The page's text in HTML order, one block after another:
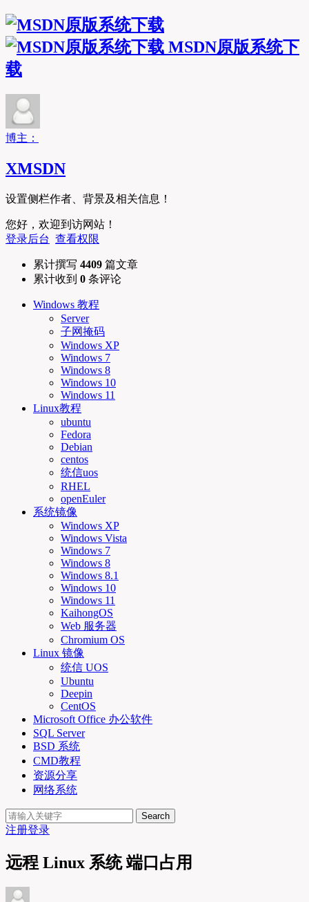
MSDN原版系统下
载
博主：
XMSDN
设置侧栏作者、背景及相关信息！
您好，欢迎到访网站！
登录后台 查看权限
累计撰写 4409 篇文章
累计收到 0 条评论
Windows 教程
Server
子网掩码
Windows XP
Windows 7
Windows 8
Windows 10
Windows 11
Linux教程
ubuntu
Fedora
Debian
centos
统信uos
RHEL
openEuler
系统镜像
Windows XP
Windows Vista
Windows 7
Windows 8
Windows 8.1
Windows 10
Windows 11
KaihongOS
Web 服务器
Chromium OS
Linux 镜像
统信 UOS
Ubuntu
Deepin
CentOS
Microsoft Office 办公软件
SQL Server
BSD 系统
CMD教程
资源分享
网络系统
Search
注册登录
远程 Linux 系统 端口占用